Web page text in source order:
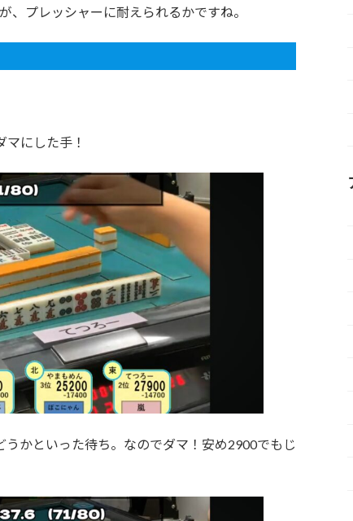
、プレッシャーに耐えられるかですね。
にした手！
かといった待ち。なのでダマ！安め2900でもじ